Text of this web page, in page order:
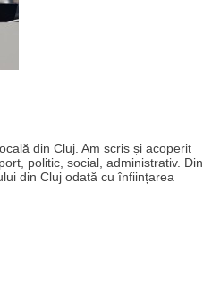
din Cluj. Am scris și acoperit
politic, social, administrativ. Din
din Cluj odată cu înființarea